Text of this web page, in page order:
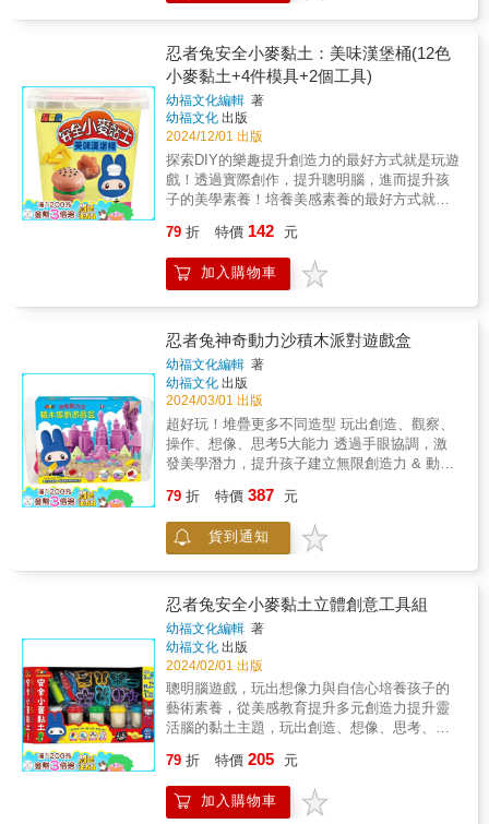
遊戲中提升對美的感受力，在實作中發揮想像
力，從遊戲中落實跨領域的學習。★在家就能
當個小小藝術家，體驗揉捏、按壓、搓揉不同
的黏土造型，創造豐富獨一無二的作品。★玩
黏土是兒童表達自我的方式，不但可以強化小
肌肉的靈活度，更有助於啟發對於色彩的認知
力！【內容物】12色小麥黏土、8件模具、2個
工具◎商品顏色請依實際內容物為準。 ◎使
用前後請清洗手部，並禁止食用。
忍者兔安全小麥黏土：美味漢堡桶(12色
小麥黏土+4件模具+2個工具)
幼福文化編輯 著
幼福文化 出版
2024/12/01 出版
探索DIY的樂趣提升創造力的最好方式就是玩遊
戲！透過實際創作，提升聰明腦，進而提升孩
子的美學素養！培養美感素養的最好方式就是
察和探索DIY的變化，並在不斷的手作過程中，
完成屬於自己獨一無二的作品，從平面到立
體、五顏六色的小麥粘土以及各式各樣的工具
遊戲中提升對美的感受力，在實作中發揮想像
力，從遊戲中落實跨領域的學習。★在家就能
當個小小藝術家，體驗揉捏、按壓、搓揉不同
的黏土造型，創造豐富獨一無二的作品。★玩
黏土是兒童表達自我的方式，不但可以強化小
肌肉的靈活度，更有助於啟發對於色彩的認知
力！【內容物】12色小麥黏土、4件模具、2個
工具◎商品顏色請依實際內容物為準。 ◎使
用前後請清洗手部，並禁止食用。
79 折 特價 142 元
加入購物車
忍者兔神奇動力沙積木派對遊戲盒
幼福文化編輯 著
幼福文化 出版
2024/03/01 出版
超好玩！堆疊更多不同造型 玩出創造、觀察、
操作、想像、思考5大能力 透過手眼協調，激
發美學潛力，提升孩子建立無限創造力 & 動力
加上具有流動性的奇妙觸感，讓孩子透過雙
手，邊玩邊刺激感官，促進腦部發展。此外，
動力沙讓孩子在家就可以玩好玩的堆沙遊戲，
沙遊戲，結合了孩子最愛的積木模具，邊玩邊
堆疊出各式各樣不同的造型。 ★內含手提收納
盒，所以在家也能開心動手玩沙。 ★可以用自
己喜歡的形狀或模具堆疊出只屬於自己的造
型，也可以發揮想像力設計出與眾不同的場
景。 ★在堆疊的過程中也能具備思考立體空間
感的能力，是很好的邏輯思考遊戲。 & 【內容
物】 2色各500克的動力沙、8個綜合模具配件
組、1個收納盒、1本操作說明 & ◎使用前後請
物為主。 & ＊適讀年齡：3歲以上 &
79 折 特價 387 元
貨到通知
忍者兔安全小麥黏土立體創意工具組
幼福文化編輯 著
幼福文化 出版
2024/02/01 出版
聰明腦遊戲，玩出想像力與自信心培養孩子的
藝術素養，從美感教育提升多元創造力提升靈
活腦的黏土主題，玩出創造、想像、思考、美
可以提升手眼協調的能力以及增進注意力與耐
心，剛開始玩黏土時，爸媽可先從長條形、圓
形開始，再到三角形、正方形與其他比較複雜
79 折 特價 205 元
加入購物車